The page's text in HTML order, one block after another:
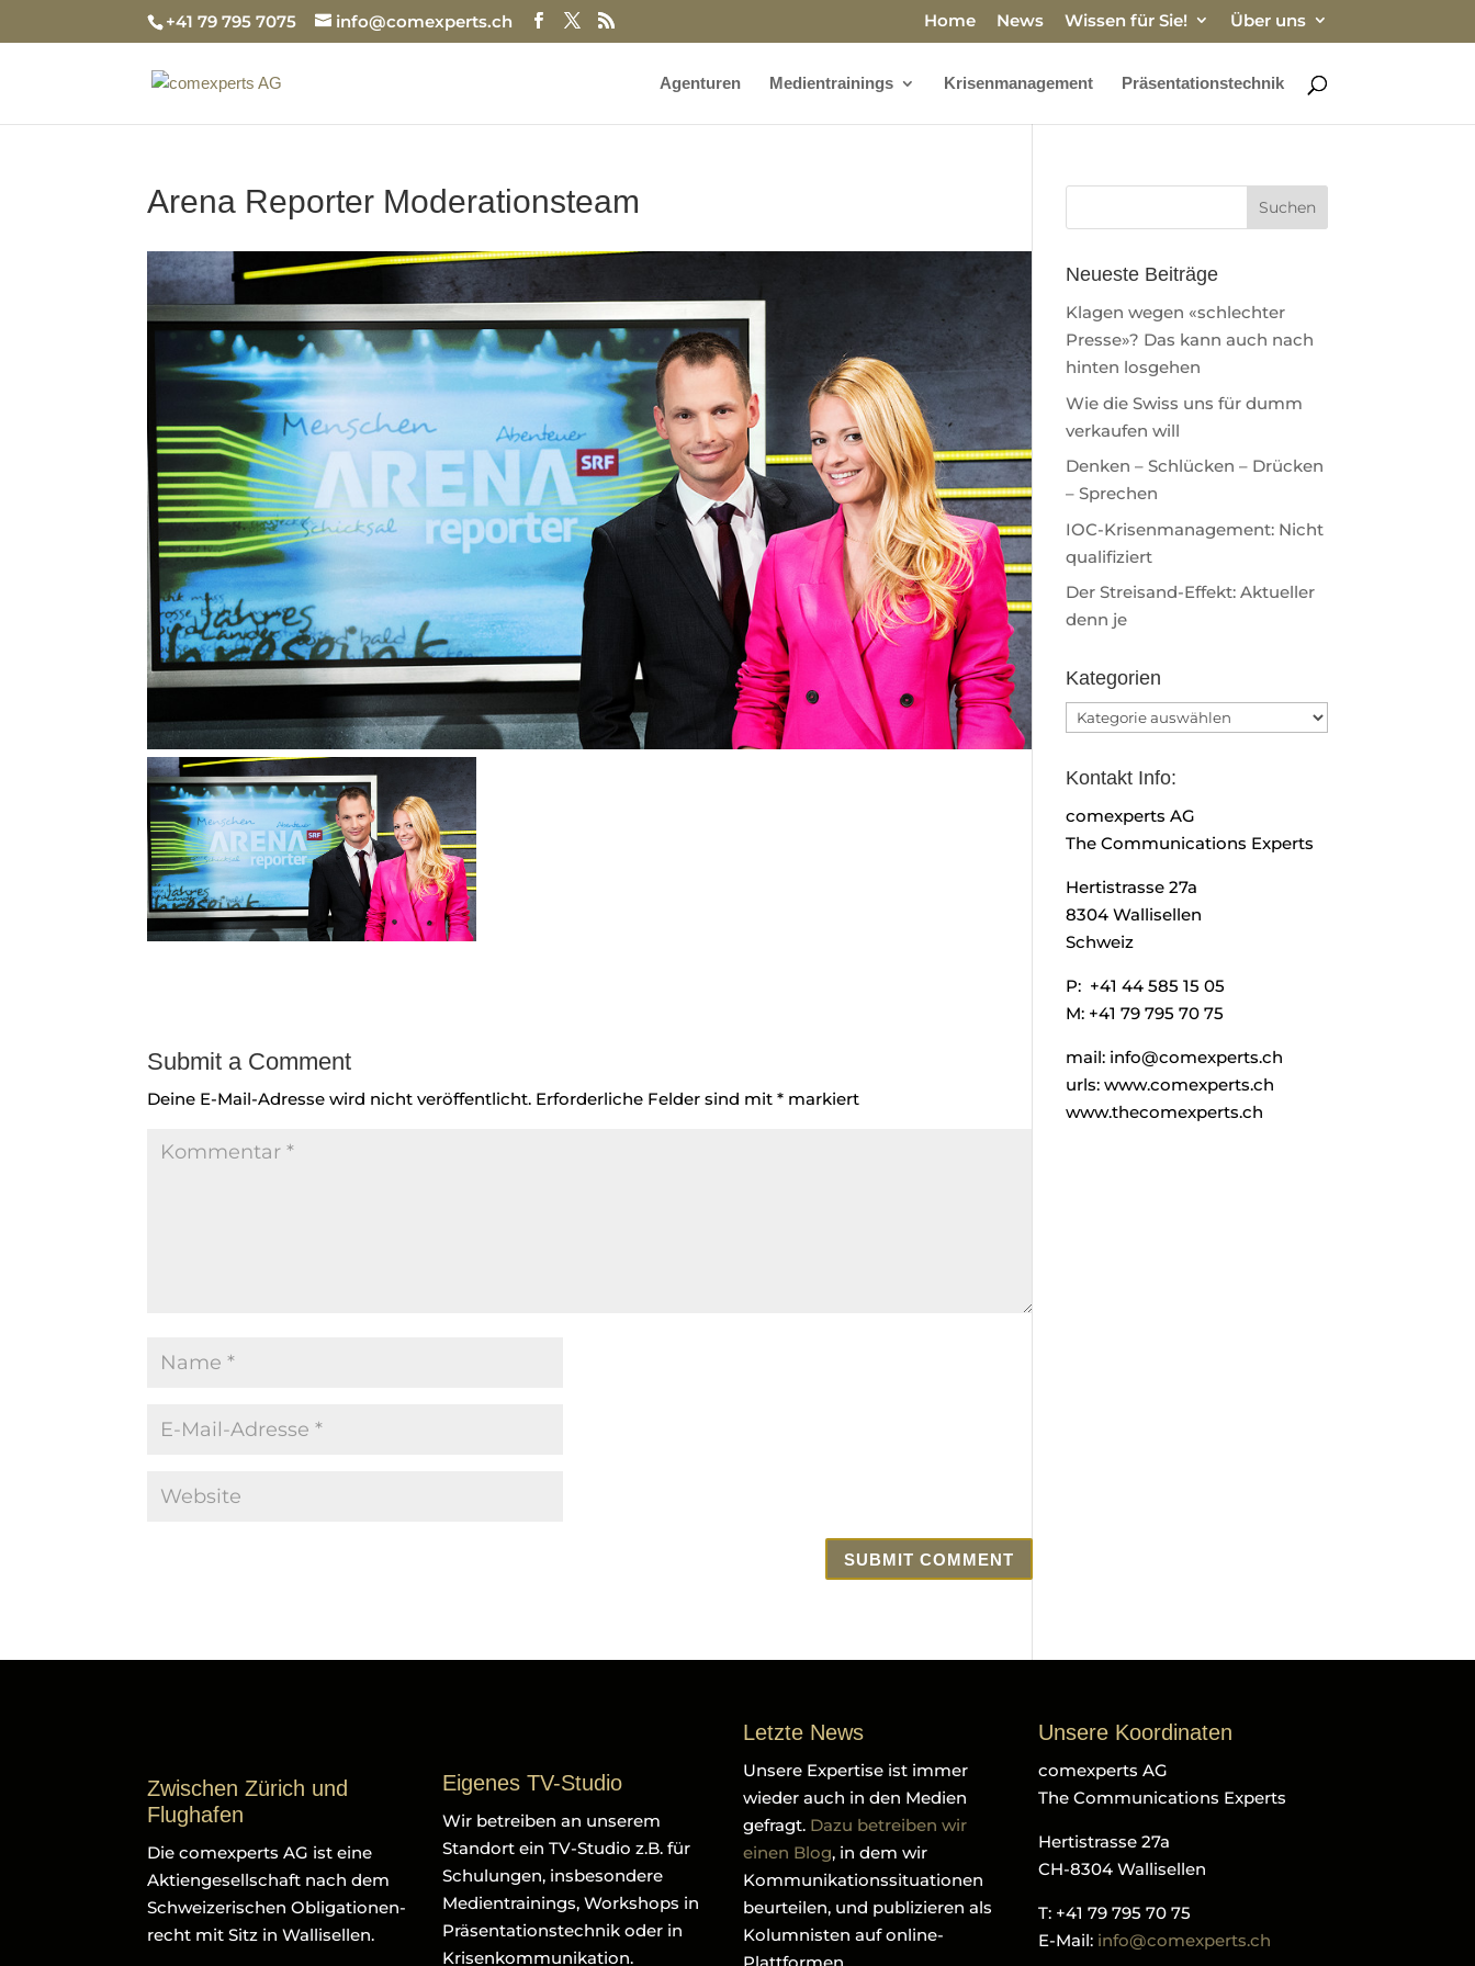
+41 79 795 7075 info@comexperts.ch Home News Wissen für Sie! Über uns
Agenturen Medientrainings Krisenmanagement Präsentationstechnik
Arena Reporter Moderationsteam
Submit a Comment
Deine E-Mail-Adresse wird nicht veröffentlicht. Erforderliche Felder sind mit* markiert
Neueste Beiträge
Klagen wegen «schlechter
Presse»? Das kann auch nach
hinten losgehen
Wie die Swiss uns für dumm
verkaufen will
Denken – Schlücken – Drücken
– Sprechen
IOC-Krisenmanagement: Nicht
qualifiziert
Der Streisand-Effekt: Aktueller
denn je
Kategorien
Kategorien
Kontakt Info:
comexperts AG
The Communications Experts
Hertistrasse 27a
8304 Wallisellen
Schweiz
P: +41 44 585 15 05
M: +41 79 795 70 75
mail: info@comexperts.ch
urls: www.comexperts.ch
www.thecomexperts.ch
Zwischen Zürich und
Flughafen
Die comexperts AG ist eine
Aktiengesellschaft nach dem
Schweizerischen Obligationen-
recht mit Sitz in Wallisellen.
Eigenes TV-Studio
Wir betreiben an unserem
Standort ein TV-Studio z.B. für
Schulungen, insbesondere
Medientrainings, Workshops in
Präsentationstechnik oder in
Krisenkommunikation.
Letzte News
Unsere Expertise ist immer
wieder auch in den Medien
gefragt. Dazu betreiben wir
einen Blog, in dem wir
Kommunikationssituationen
beurteilen, und publizieren als
Kolumnisten auf online-
Unsere Koordinaten
comexperts AG
The Communications Experts
Hertistrasse 27a
CH-8304 Wallisellen
T: +41 79 795 70 75
E-Mail: info@comexperts.ch